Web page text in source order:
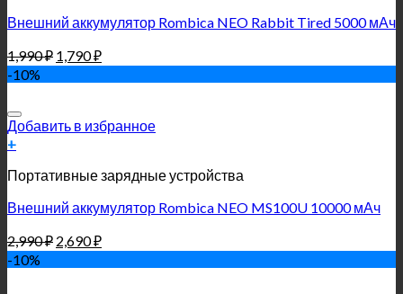
Внешний аккумулятор Rombica NEO Rabbit Tired 5000 мАч
1,990₽ 1,790₽
-10%
Добавить в избранное
+
Портативные зарядные устройства
Внешний аккумулятор Rombica NEO MS100U 10000 мАч
2,990₽ 2,690₽
-10%